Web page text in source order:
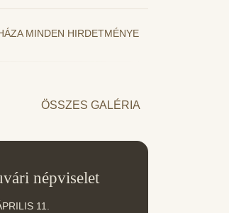
MINDEN HIRDETMÉNYE
ÖSSZES GALÉRIA
népviselet
11.